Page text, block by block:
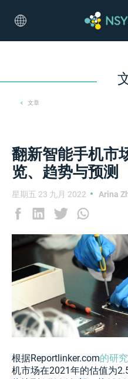
文章
翻新智能手机市
览、趋势与预测
星期五 23 九月 2022 Arina
根据Reportlinker.com的研究
机市场在2021年的估值为